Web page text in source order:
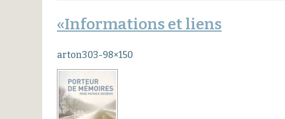
«Informations et liens
arton303-98×150